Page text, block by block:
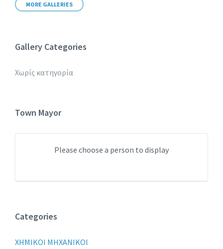
MORE GALLERIES
Gallery Categories
Χωρίς κατηγορία
Town Mayor
Please choose a person to display
Categories
XHMIKOI MHXANIKOI